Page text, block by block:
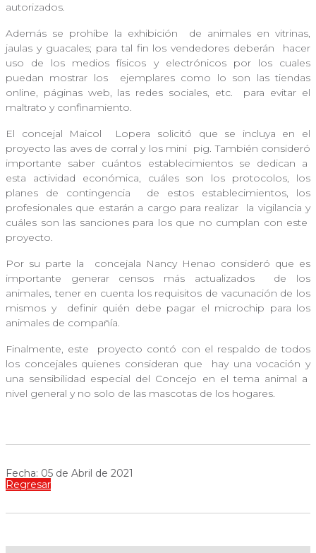
autorizados.
Además se prohíbe la exhibición
de animales en vitrinas,
jaulas y guacales; para tal fin los vendedores deberán
hacer
uso de los medios físicos y electrónicos por los cuales
puedan mostrar los
ejemplares como lo son las tiendas
online, páginas web, las redes sociales, etc.
para evitar el
maltrato y confinamiento.
El concejal Maicol
Lopera solicitó que se incluya en el
proyecto las aves de corral y los mini pig. También consideró
importante saber cuántos establecimientos se dedican a
esta actividad económica, cuáles son los protocolos, los
planes de contingencia
de estos establecimientos, los
profesionales que estarán a cargo para realizar
la vigilancia y
cuáles son las sanciones para los que no cumplan con este
proyecto.
Por su parte la
concejala Nancy Henao consideró que es
importante generar censos más actualizados
de los
animales, tener en cuenta los requisitos de vacunación de los
mismos y
definir quién debe pagar el microchip para los
animales de compañía.
Finalmente, este
proyecto contó con el respaldo de todos
los concejales quienes consideran que
hay una vocación y
una sensibilidad especial del Concejo en el tema animal a
nivel general y no solo de las mascotas de los hogares.
Fecha: 05 de Abril de 2021
Regresar